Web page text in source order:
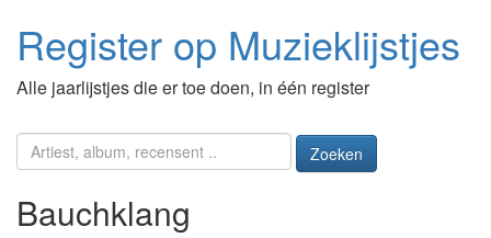
Register op Muzieklijstjes
Alle jaarlijstjes die er toe doen, in één register
Zoeken
Bauchklang